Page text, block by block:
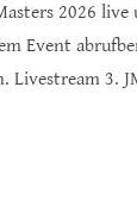
2026
Event
Livestream 3.